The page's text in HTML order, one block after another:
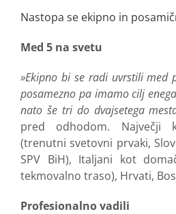
Nastopa se ekipno in
Med 5 na svetu
»Ekipno bi se radi uvrstili med
posamezno pa imamo cilj
nato še tri do dvajsetega
pred odhodom. Največji
(trenutni svetovni prvaki,
SPV BiH), Italjani kot
tekmovalno traso), Hrvati,
Profesionalno vadili